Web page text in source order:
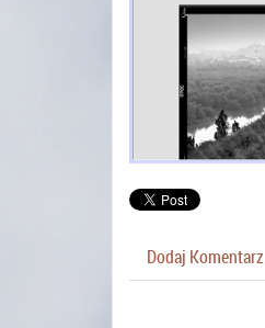
Dodaj Komentarz